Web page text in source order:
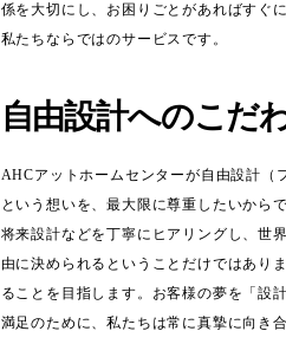
係を大切にし、お困りごとがあればすぐ
私たちならではのサービスです。
自由設計へのこだ
AHCアットホームセンターが自由設計（
という想いを、最大限に尊重したいから
将来設計などを丁寧にヒアリングし、世
由に決められるということだけではあり
ることを目指します。お客様の夢を「設
満足のために、私たちは常に真摯に向き